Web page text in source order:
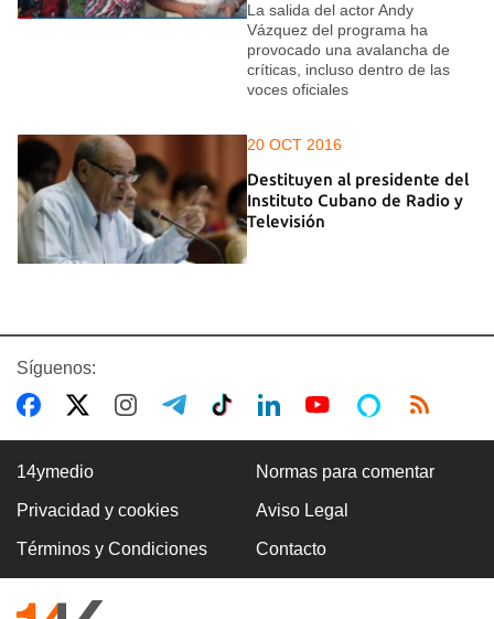
La salida del actor Andy
Vázquez del programa ha
provocado una avalancha de
críticas, incluso dentro de las
voces oficiales
20 OCT 2016
Destituyen al presidente del
Instituto Cubano de Radio y
Televisión
Síguenos:
14ymedio Normas para comentar
Privacidad y cookies Aviso Legal
Términos y Condiciones Contacto